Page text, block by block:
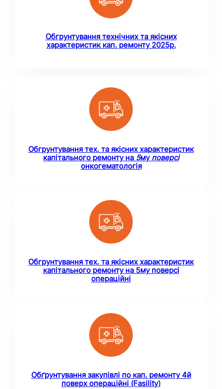
Обгрунтування технічних та якісних
характеристик кап. ремонту 2025р.
Обгрунтування тех. та якісних характеристик
капітального ремонту на 5му поверсі
онкогематологія
Обгрунтування тех. та якісних характеристик
капітального ремонту на 5му поверсі
операційні
Обґрунтування закупівлі по кап. ремонту 4й
поверх операційні (Fasility)